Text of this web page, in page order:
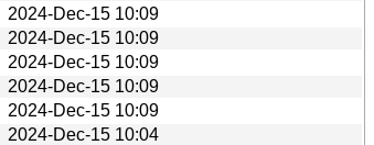
2024-Dec-15 10:09
2024-Dec-15 10:09
2024-Dec-15 10:09
2024-Dec-15 10:09
2024-Dec-15 10:09
2024-Dec-15 10:04